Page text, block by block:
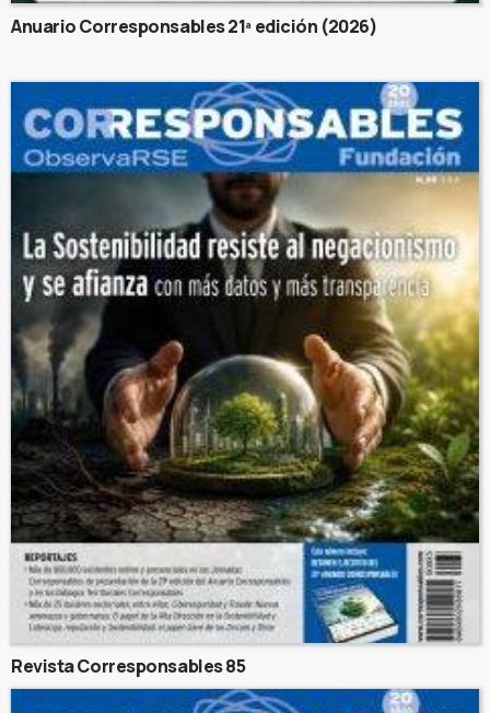
Anuario Corresponsables 21ª edición (2026)
Revista Corresponsables 85